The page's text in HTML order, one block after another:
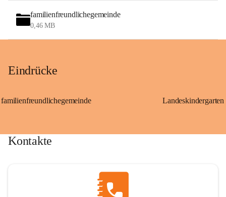
familienfreundlichegemeinde
0,46 MB
Eindrücke
familienfreundlichegemeinde
Kontakte